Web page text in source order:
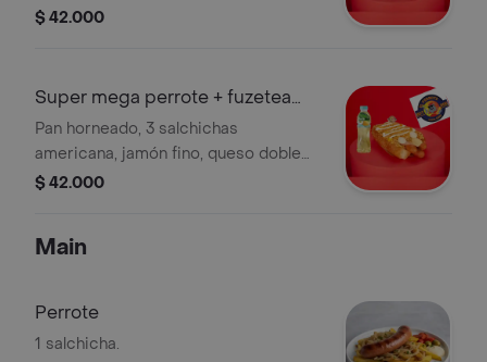
crema, 3 huevos de codorniz, cebolla,
$ 42.000
Super mega perrote + fuzetea
manzanilla.
Pan horneado, 3 salchichas
americana, jamón fino, queso doble
crema, 3 huevos de codorniz, cebolla,
$ 42.000
Main
Perrote
1 salchicha.